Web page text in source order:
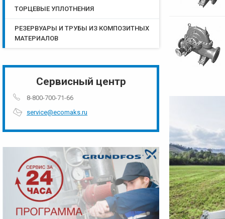
ТОРЦЕВЫЕ УПЛОТНЕНИЯ
РЕЗЕРВУАРЫ И ТРУБЫ ИЗ КОМПОЗИТНЫХ
МАТЕРИАЛОВ
Сервисный центр
8-800-700-71-66
service@ecomaks.ru